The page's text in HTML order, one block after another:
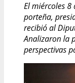
El miércoles
porteña,
recibió al
Analizaron la
perspectivas